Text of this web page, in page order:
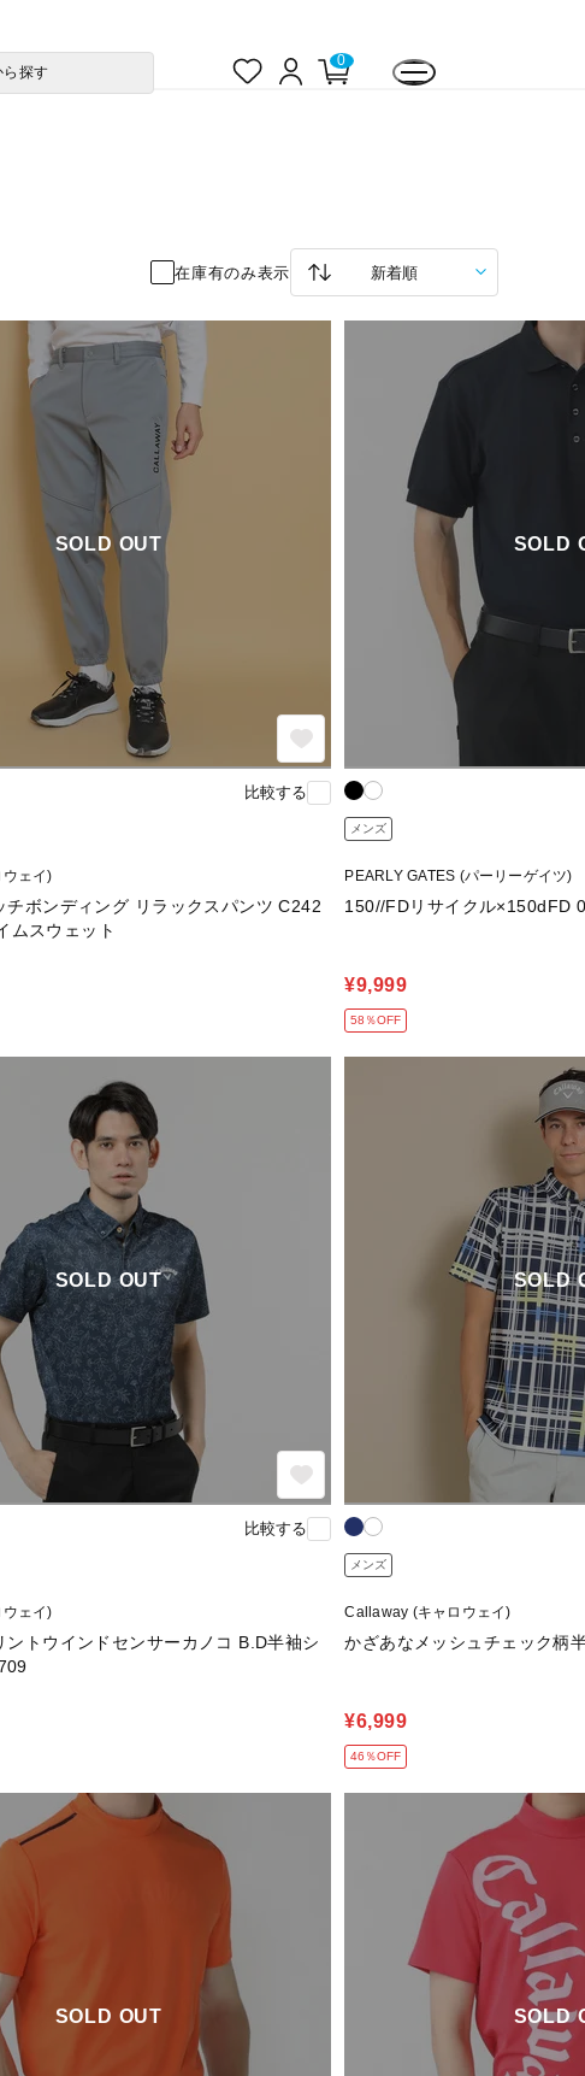
ロ
0
ら探す
在庫有のみ表示
SOLD OUT
比較する
ェイ)
チボンディング リラックスパンツ C242
ムスウェット
SOLD
メンズ
PEARLY GATES (パーリーゲイツ)
150//FDリサイクル×150dFD
¥9,999
58％OFF
SOLD OUT
比較する
ェイ)
ントウインドセンサーカノコ B.D半袖シ
SOLD
メンズ
Callaway (キャロウェイ)
かざあなメッシュチェック柄
¥6,999
46％OFF
SOLD OUT SOLD